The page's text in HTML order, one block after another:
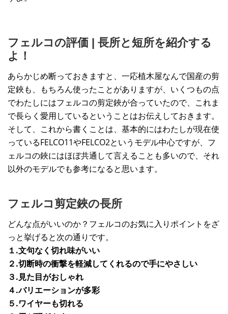
フェルコの評価 | 長所と短所を紹介する
よ！
あらかじめ断っておきますと、一応植木屋なんで国産の剪
定鋏も、もちろん使ったことがありますが、いくつもの点
でわたしにはフェルコの剪定鋏が合っていたので、これま
で長らく愛用しているということはお伝えしておきます。
そして、これから書くことは、基本的にはわたしが現在使
っているFELCO11やFELCO2というモデル中心ですが、フ
ェルコの鋏にはほぼ共通して言えることも多いので、それ
以外のモデルでも参考になると思います。
フェルコ剪定鋏の長所
どんな点がいいのか？フェルコのお気に入りポイントをざ
っと挙げると次の通りです。
１.文句なく切れ味がいい
２.切断時の衝撃を軽減してくれるので手にやさしい
３.見た目がおしゃれ
４.バリエーションが多彩
５.ワイヤーも切れる